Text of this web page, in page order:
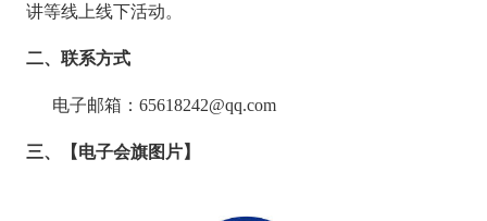
讲等线上线下活动。
二、联系方式
电子邮箱： 65618242@qq.com
三、【电子会旗图片】